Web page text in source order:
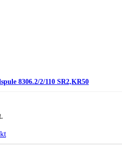
8306.2/2/110 SR2,KR50